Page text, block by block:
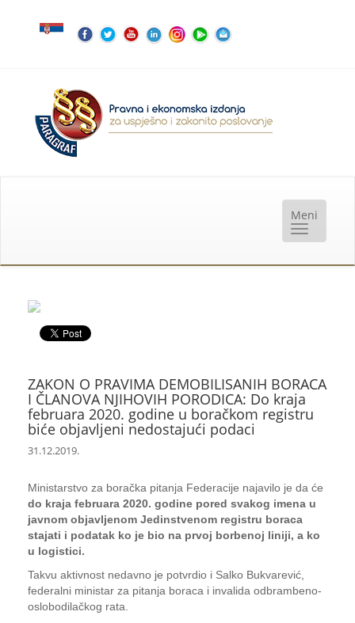
ZAKON O PRAVIMA DEMOBILISANIH BORACA
I ČLANOVA NJIHOVIH PORODICA: Do kraja
februara 2020. godine u boračkom registru
biće objavljeni nedostajući podaci
31.12.2019.
Ministarstvo za boračka pitanja Federacije najavilo je da će
do kraja februara 2020. godine pored svakog imena u
javnom objavljenom Jedinstvenom registru boraca
stajati i podatak ko je bio na prvoj borbenoj liniji, a ko
u logistici.
Takvu aktivnost nedavno je potvrdio i Salko Bukvarević,
federalni ministar za pitanja boraca i invalida odbrambeno-
oslobodilačkog rata.